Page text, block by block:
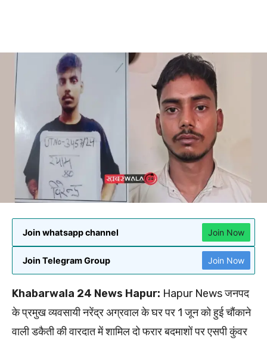
Join whatsapp channel Join Now
Join Telegram Group Join Now
Khabarwala 24 News Hapur: Hapur News जनपद
के प्रमुख व्यवसायी नरेंद्र अग्रवाल के घर पर 1 जून को हुई चौंकाने
वाली डकैती की वारदात में शामिल दो फरार बदमाशों पर एसपी कुंवर